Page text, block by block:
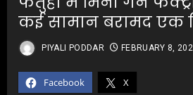
कई सामान बरामद एक
Facebook X
PIYALI PODDAR FEBRUARY 8,